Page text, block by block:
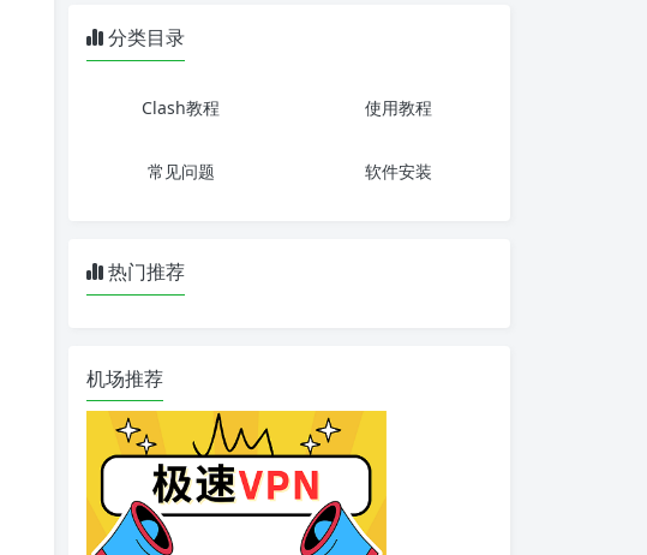
分类目录
Clash教程 使用教程
常见问题 软件安装
热门推荐
机场推荐